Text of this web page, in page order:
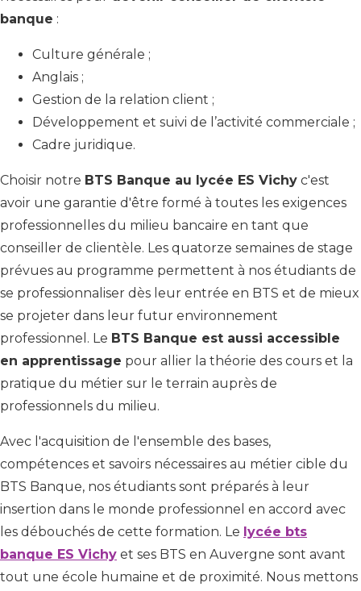
banque :
Culture générale ;
Anglais ;
Gestion de la relation client ;
Développement et suivi de l’activité commerciale ;
Cadre juridique.
Choisir notre BTS Banque au lycée ES Vichy c'est
avoir une garantie d'être formé à toutes les exigences
professionnelles du milieu bancaire en tant que
conseiller de clientèle. Les quatorze semaines de stage
prévues au programme permettent à nos étudiants de
se professionnaliser dès leur entrée en BTS et de mieux
se projeter dans leur futur environnement
professionnel. Le BTS Banque est aussi accessible
en apprentissage pour allier la théorie des cours et la
pratique du métier sur le terrain auprès de
professionnels du milieu.
Avec l'acquisition de l'ensemble des bases,
compétences et savoirs nécessaires au métier cible du
BTS Banque, nos étudiants sont préparés à leur
insertion dans le monde professionnel en accord avec
les débouchés de cette formation. Le lycée bts
banque ES Vichy et ses BTS en Auvergne sont avant
tout une école humaine et de proximité. Nous mettons